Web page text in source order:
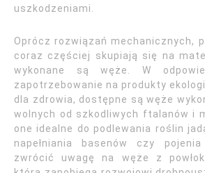
uszkodzeniami.
Oprócz rozwiązań mechanicznych,
coraz częściej skupiają się na
wykonane są węże. W
zapotrzebowanie na produkty
dla zdrowia, dostępne są węże
wolnych od szkodliwych ftalanów i
one idealne do podlewania roślin
napełniania basenów czy
zwrócić uwagę na węże z